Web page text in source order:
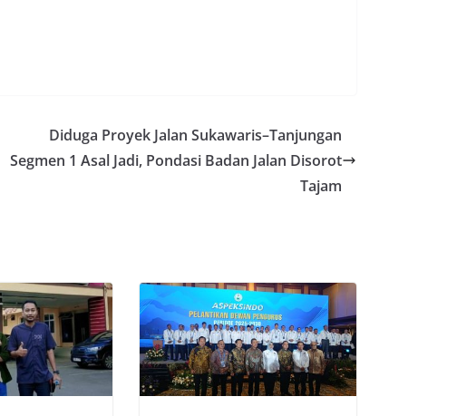
Diduga Proyek Jalan Sukawaris–Tanjungan
Segmen 1 Asal Jadi, Pondasi Badan Jalan Disorot
Tajam